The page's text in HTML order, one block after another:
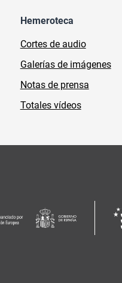
Hemeroteca
Cortes de audio
Galerías de imágenes
Notas de prensa
Totales vídeos